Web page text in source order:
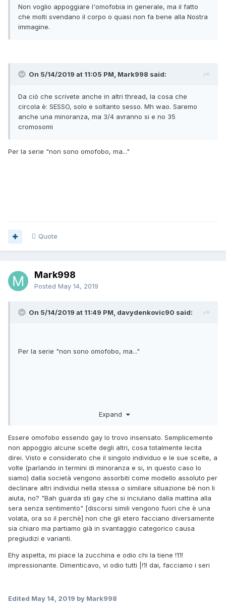
Voglio riferirmi all'ultimo punto. Come puoi pretende di
essere trattato in maniera paritaria rispetto agli etero (alla
persone normali, semplicemente stiamo cercando la felicità
identiche cose che fanno gli etero.
Semplicemente da alcuni l'esser gay è vista come una sorta
di ribellione o come una rottura degli schemi e non ne
Non voglio appoggiare l'omofobia in generale, ma il fatto
che molti svendano il corpo o quasi non fa bene alla Nostra
immagine.
On 5/14/2019 at 11:05 PM, Mark998 said:
Da ciò che scrivete anche in altri thread, la cosa che
circola è: SESSO, solo e soltanto sesso. Mh wao. Saremo
anche una minoranza, ma 3/4 avranno si e no 35
cromosomi
Per la serie "non sono omofobo, ma..."
Quote
Mark998
Posted May 14, 2019
On 5/14/2019 at 11:49 PM, davydenkovic90 said:
Per la serie "non sono omofobo, ma..."
Expand
Essere omofobo essendo gay lo trovo insensato. Semplicemente
non appoggio alcune scelte degli altri, cosa totalmente lecita
direi. Visto e considerato che il singolo individuo e le sue scelte, a
volte (parlando in termini di minoranza e si, in questo caso lo
siamo) dalla società vengono assorbiti come modello assoluto per
declinare altri individui nella stessa o similare situazione bè non li
aiuta, no? "Bah guarda sti gay che si inciulano dalla mattina alla
sera senza sentimento" [discorsi simili vengono fuori che è una
volata, ora so il perchè] non che gli etero facciano diversamente
sia chiaro ma partiamo già in svantaggio categorico causa
pregiudizi e varianti.
Ehy aspetta, mi piace la zucchina e odio chi la tiene !11!
impressionante. Dimenticavo, vi odio tutti |!1! dai, facciamo i seri
Edited May 14, 2019 by Mark998